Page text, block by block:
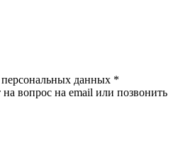
персональных данных *
вопрос на email или позвонить